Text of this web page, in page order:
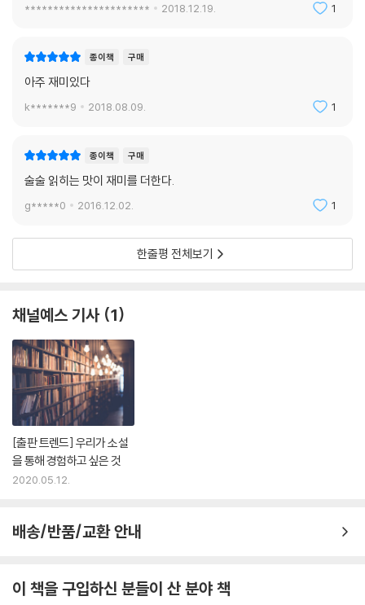
********************** 2018.12.19. 1
종이책 구매
아주 재미있다
k*******9 2018.08.09. 1
종이책 구매
술술 읽히는 맛이 재미를 더한다.
g*****0 2016.12.02. 1
한줄평 전체보기
채널예스 기사 1
[출판 트렌드] 우리가 소설
을 통해 경험하고 싶은 것
2020.05.12.
배송/반품/교환 안내
이 책을 구입하신 분들이 산 분야 책